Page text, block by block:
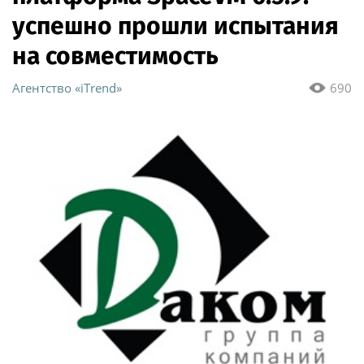
успешно прошли испытания
на совместимость
690
Агентство «iTrend»